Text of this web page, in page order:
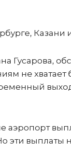
Казани
Гусарова,
не
аэропорт
эти выплаты